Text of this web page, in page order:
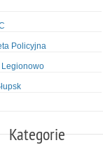
Policyjna
Legionowo
Kategorie